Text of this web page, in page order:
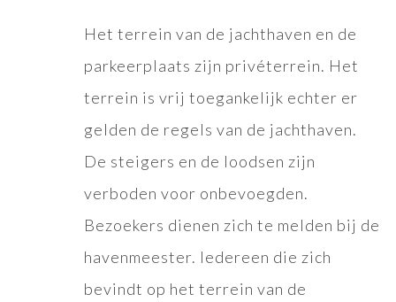
Het terrein van de jachthaven en de
parkeerplaats zijn privéterrein. Het
terrein is vrij toegankelijk echter er
gelden de regels van de jachthaven.
De steigers en de loodsen zijn
verboden voor onbevoegden.
Bezoekers dienen zich te melden bij de
havenmeester. Iedereen die zich
bevindt op het terrein van de